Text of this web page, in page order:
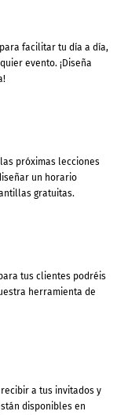
facilitar tu día a día,
evento. ¡Diseña
próximas lecciones
un horario
gratuitas.
tus clientes podréis
herramienta de
a tus invitados y
disponibles en